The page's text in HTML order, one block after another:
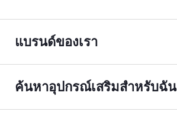
แบรนด์ของเรา
ค้นหาอุปกรณ์เสริมสำหรับฉัน